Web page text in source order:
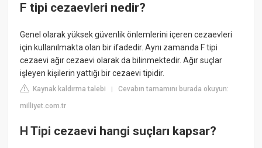
F tipi cezaevleri nedir?
Genel olarak yüksek güvenlik önlemlerini içeren cezaevleri
için kullanılmakta olan bir ifadedir. Aynı zamanda F tipi
cezaevi ağır cezaevi olarak da bilinmektedir. Ağır suçlar
işleyen kişilerin yattığı bir cezaevi tipidir.
Kaynak kaldırma talebi |Cevabın tamamını burada okuyun:
milliyet.com.tr
H Tipi cezaevi hangi suçları kapsar?